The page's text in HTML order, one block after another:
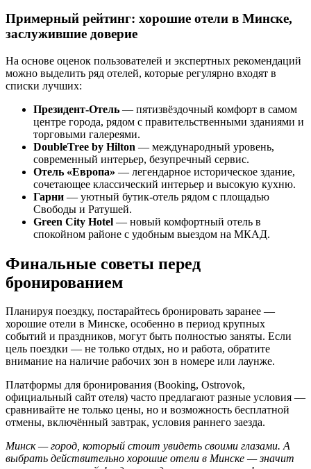
Примерный рейтинг: хорошие отели в Минске,
заслужившие доверие
На основе оценок пользователей и экспертных рекомендаций
можно выделить ряд отелей, которые регулярно входят в
списки лучших:
Президент-Отель — пятизвёздочный комфорт в самом
центре города, рядом с правительственными зданиями и
торговыми галереями.
DoubleTree by Hilton — международный уровень,
современный интерьер, безупречный сервис.
Отель «Европа» — легендарное историческое здание,
сочетающее классический интерьер и высокую кухню.
Гарни — уютный бутик-отель рядом с площадью
Свободы и Ратушей.
Green City Hotel — новый комфортный отель в
спокойном районе с удобным выездом на МКАД.
Финальные советы перед
бронированием
Планируя поездку, постарайтесь бронировать заранее —
хорошие отели в Минске, особенно в период крупных
событий и праздников, могут быть полностью заняты. Если
цель поездки — не только отдых, но и работа, обратите
внимание на наличие рабочих зон в номере или лаунже.
Платформы для бронирования (Booking, Ostrovok,
официальный сайт отеля) часто предлагают разные условия —
сравнивайте не только цены, но и возможность бесплатной
отмены, включённый завтрак, условия раннего заезда.
Минск — город, который стоит увидеть своими глазами. А
выбрать действительно хорошие отели в Минске — значит